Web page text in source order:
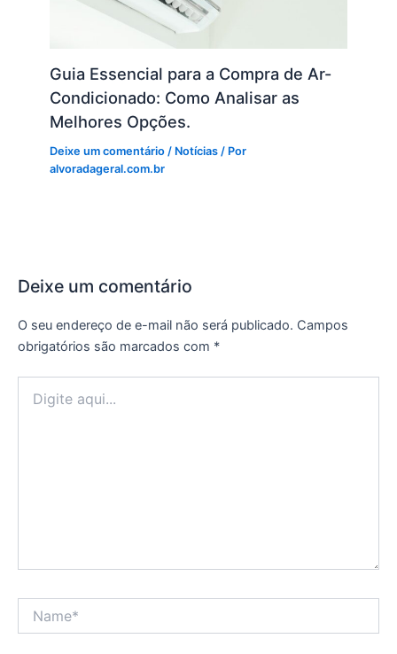
Guia Essencial para a Compra de Ar-
Condicionado: Como Analisar as
Melhores Opções.
Deixe um comentário / Notícias / Por
alvoradageral.com.br
Deixe um comentário
O seu endereço de e-mail não será publicado. Campos
obrigatórios são marcados com *
aqui...